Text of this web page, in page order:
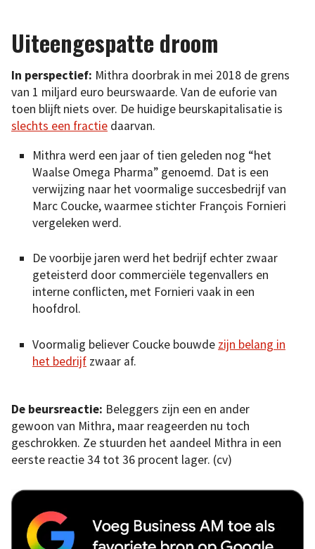
Uiteengespatte droom
In perspectief: Mithra doorbrak in mei 2018 de grens
van 1 miljard euro beurswaarde. Van de euforie van
toen blijft niets over. De huidige beurskapitalisatie is
slechts een fractie daarvan.
Mithra werd een jaar of tien geleden nog “het
Waalse Omega Pharma” genoemd. Dat is een
verwijzing naar het voormalige succesbedrijf van
Marc Coucke, waarmee stichter François Fornieri
vergeleken werd.
De voorbije jaren werd het bedrijf echter zwaar
geteisterd door commerciële tegenvallers en
interne conflicten, met Fornieri vaak in een
hoofdrol.
Voormalig believer Coucke bouwde zijn belang in
het bedrijf zwaar af.
De beursreactie: Beleggers zijn een en ander
gewoon van Mithra, maar reageerden nu toch
geschrokken. Ze stuurden het aandeel Mithra in een
eerste reactie 34 tot 36 procent lager. (cv)